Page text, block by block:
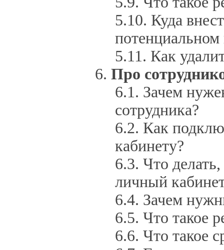
Куда
потенциальном
Как
Про
Зачем
сотрудника?
Как
кабинету?
Что
личный
Зачем
Что такое
Что такое